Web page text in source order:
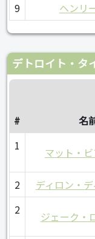
9
ヘンリ
デトロイト・タ
# 名
1
マット・
2 ディロン・
2
ジェーク・